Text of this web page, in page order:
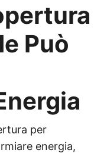
Può
per
energia,